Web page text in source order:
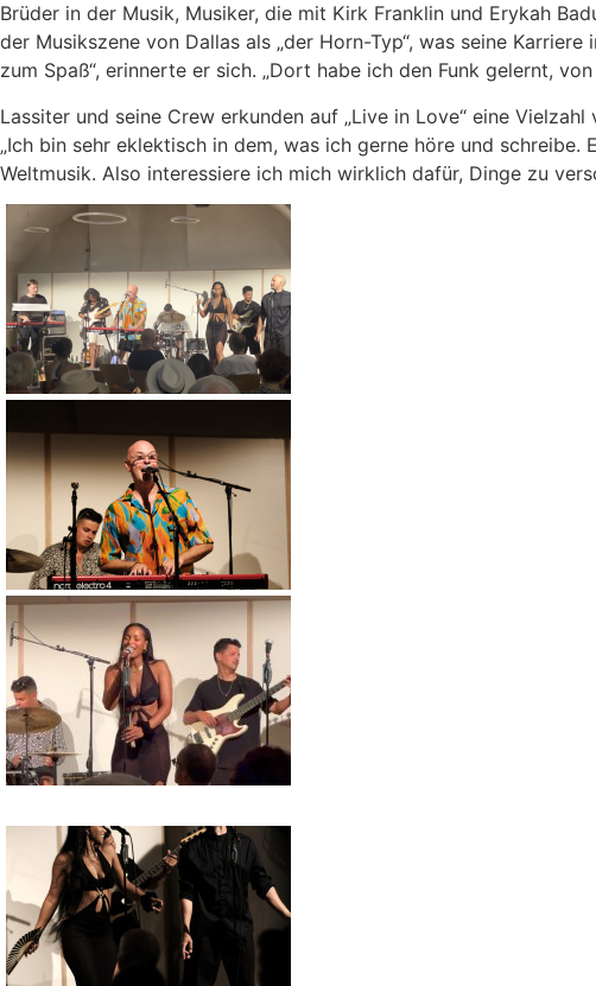
Brüder in der Musik, Musiker, die mit Kirk Franklin und Erykah
der Musikszene von Dallas als „der Horn-Typ“, was seine
zum Spaß“, erinnerte er sich. „Dort habe ich den Funk gelernt,
Lassiter und seine Crew erkunden auf „Live in Love“ eine
„Ich bin sehr eklektisch in dem, was ich gerne höre und
Weltmusik. Also interessiere ich mich wirklich dafür, Dinge zu